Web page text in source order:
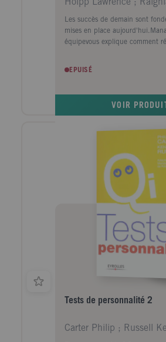
Les succès de demain sont
mises en place
équipevous explique comment
méthodologiques et des check
difficultés rencontrées ; Des
des équipes et de leurs
EPUISÉ
VOIR PRODUIT
Tests de personnalité 2